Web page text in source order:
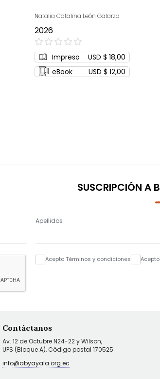
Natalia Catalina León Galarza
2026
0%
Impreso
USD $ 18,00
eBook
USD $ 12,00
SUSCRIPCIÓN A
Apellidos
Acepto Términos y condiciones
Contáctanos
Av. 12 de Octubre N24-22 y Wilson,
UPS (Bloque A), Código postal 170525
info@abyayala.org.ec